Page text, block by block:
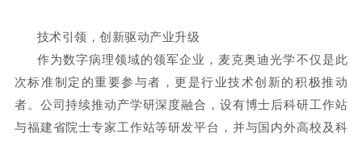
技术引领，创新驱动产业升级
作为数字病理领域的领军企业，麦克奥迪光学不仅是此
次标准制定的重要参与者，更是行业技术创新的积极推动
者。公司持续推动产学研深度融合，设有博士后科研工作站
与福建省院士专家工作站等研发平台，并与国内外高校及科